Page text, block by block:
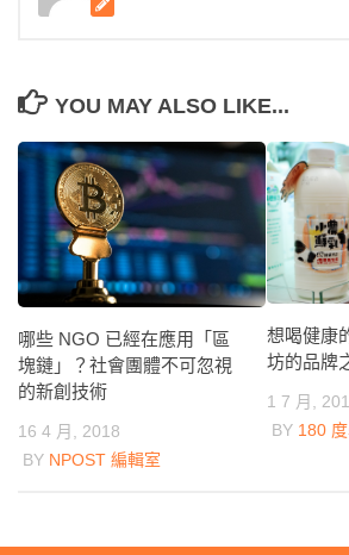
YOU MAY ALSO LIKE...
哪些 NGO 已經在應用「區
塊鏈」？社會團體不可忽視
的新創技術
16 4 月, 2018
BY NPOST 編輯室
想喝健康
坊的品牌
1 7 月,
BY 180